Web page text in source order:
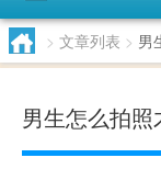
> 文章列表 > 男
男生怎么拍